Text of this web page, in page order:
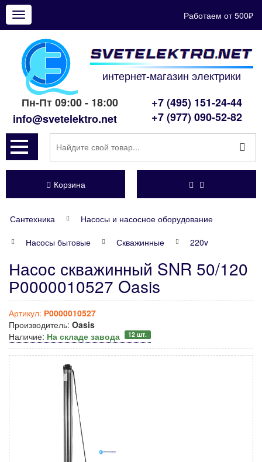
Показать
меню
Работаем от 500₽
интернет-магазин электрики
Пн-Пт 09:00 - 18:00
info@svetelektro.net
+7 (495) 151-24-44
+7 (977) 090-52-82
Корзина
Сантехника
Насосы и насосное оборудование
Насосы бытовые
Скважинные 220v
Насос скважинный SNR 50/120
Р0000010527 Oasis
Артикул: Р0000010527
Производитель: Oasis
Наличие: На складе завода 12 шт.